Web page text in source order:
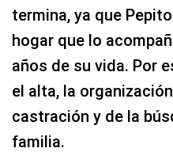
termina, ya que
hogar que lo
años de su vida. Por
el alta, la
castración y de la
familia.